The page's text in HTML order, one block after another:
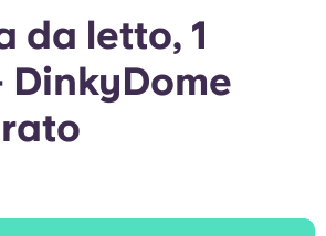
Chinese
Español
Deutsch
da letto, 1
DinkyDome